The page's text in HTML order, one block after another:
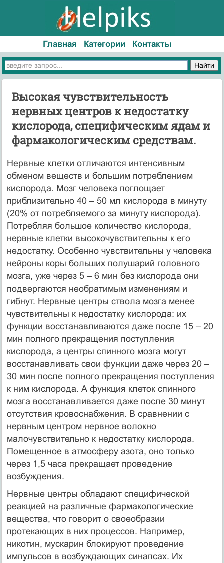
Главная Категории Контакты
Высокая чувствительность
нервных центров к недостатку
кислорода, специфическим ядам и
фармакологическим средствам.
Нервные клетки отличаются интенсивным
обменом веществ и большим потреблением
кислорода. Мозг человека поглощает
приблизительно 40 – 50 мл кислорода в минуту
(20% от потребляемого за минуту кислорода).
Потребляя большое количество кислорода,
нервные клетки высокочувствительны к его
недостатку. Особенно чувствительны у человека
нейроны коры больших полушарий головного
мозга, уже через 5 – 6 мин без кислорода они
подвергаются необратимым изменениям и
гибнут. Нервные центры ствола мозга менее
чувствительны к недостатку кислорода: их
функции восстанавливаются даже после 15 – 20
мин полного прекращения поступления
кислорода, а центры спинного мозга могут
восстанавливать свои функции даже через 20 –
30 мин после полного прекращения поступления
к ним кислорода. А функция клеток спинного
мозга восстанавливается даже после 30 минут
отсутствия кровоснабжения. В сравнении с
нервным центром нервное волокно
малочувствительно к недостатку кислорода.
Помещенное в атмосферу азота, оно только
через 1,5 часа прекращает проведение
возбуждения.
Нервные центры обладают специфической
реакцией на различные фармакологические
вещества, что говорит о своеобразии
протекающих в них процессов. Например,
никотин, мускарин блокируют проведение
импульсов в возбуждающих синапсах. Их